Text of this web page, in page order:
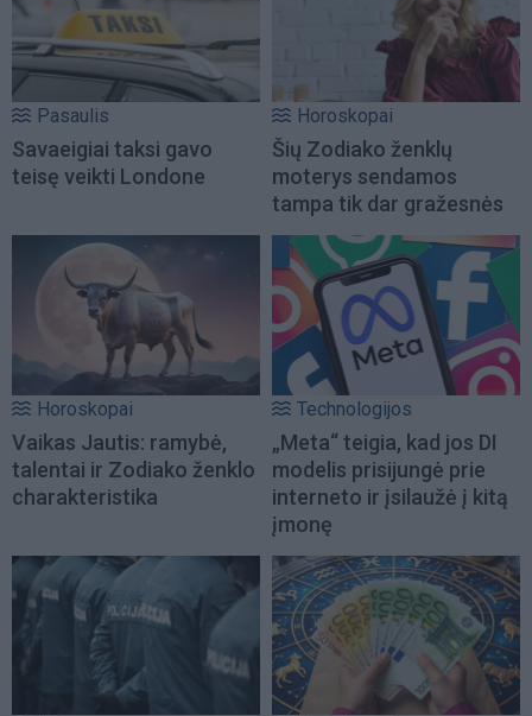
Pasaulis
Savaeigiai taksi gavo
teisę veikti Londone
Horoskopai
Šių Zodiako ženklų
moterys sendamos
tampa tik dar gražesnės
Horoskopai
Vaikas Jautis: ramybė,
talentai ir Zodiako ženklo
charakteristika
Technologijos
„Meta“ teigia, kad jos DI
modelis prisijungė prie
interneto ir įsilaužė į kitą
įmonę